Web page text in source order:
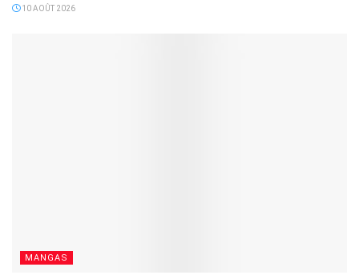
10 AOÛT 2026
MANGAS